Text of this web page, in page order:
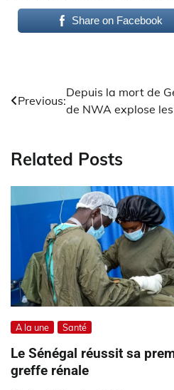
Share on Facebook
Navigation
l’article
Previous:
Depuis la mort de
de NWA explose
Related Posts
A la une Santé
Le Sénégal réussit sa
greffe rénale